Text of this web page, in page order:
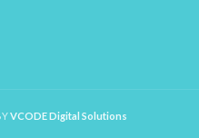
VCODE Digital Solutions